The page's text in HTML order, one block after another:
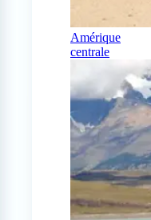
Amérique
centrale